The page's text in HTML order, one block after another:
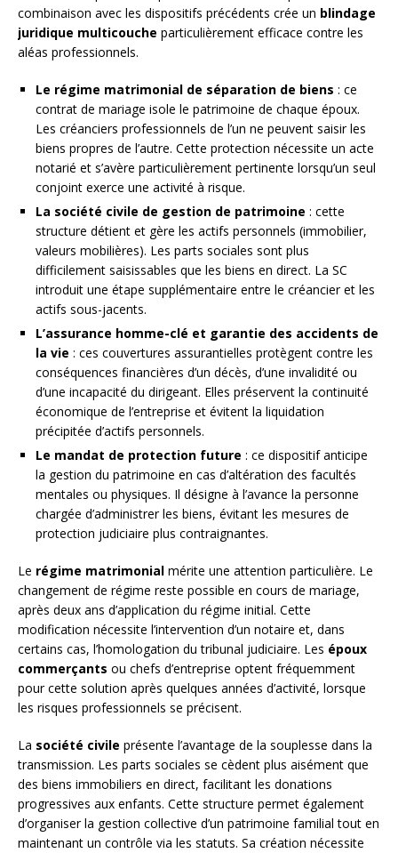
combinaison avec les dispositifs précédents crée un blindage
juridique multicouche particulièrement efficace contre les
aléas professionnels.
Le régime matrimonial de séparation de biens : ce
contrat de mariage isole le patrimoine de chaque époux.
Les créanciers professionnels de l’un ne peuvent saisir les
biens propres de l’autre. Cette protection nécessite un acte
notarié et s’avère particulièrement pertinente lorsqu’un seul
conjoint exerce une activité à risque.
La société civile de gestion de patrimoine : cette
structure détient et gère les actifs personnels (immobilier,
valeurs mobilières). Les parts sociales sont plus
difficilement saisissables que les biens en direct. La SC
introduit une étape supplémentaire entre le créancier et les
actifs sous-jacents.
L’assurance homme-clé et garantie des accidents de
la vie : ces couvertures assurantielles protègent contre les
conséquences financières d’un décès, d’une invalidité ou
d’une incapacité du dirigeant. Elles préservent la continuité
économique de l’entreprise et évitent la liquidation
précipitée d’actifs personnels.
Le mandat de protection future : ce dispositif anticipe
la gestion du patrimoine en cas d’altération des facultés
mentales ou physiques. Il désigne à l’avance la personne
chargée d’administrer les biens, évitant les mesures de
protection judiciaire plus contraignantes.
Le régime matrimonial mérite une attention particulière. Le
changement de régime reste possible en cours de mariage,
après deux ans d’application du régime initial. Cette
modification nécessite l’intervention d’un notaire et, dans
certains cas, l’homologation du tribunal judiciaire. Les époux
commerçants ou chefs d’entreprise optent fréquemment
pour cette solution après quelques années d’activité, lorsque
les risques professionnels se précisent.
La société civile présente l’avantage de la souplesse dans la
transmission. Les parts sociales se cèdent plus aisément que
des biens immobiliers en direct, facilitant les donations
progressives aux enfants. Cette structure permet également
d’organiser la gestion collective d’un patrimoine familial tout en
maintenant un contrôle via les statuts. Sa création nécessite